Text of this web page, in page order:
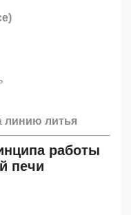
линию литья
работы
печи